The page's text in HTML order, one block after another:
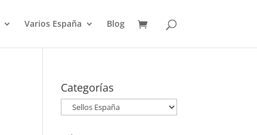
Varios España Blog
Categorías